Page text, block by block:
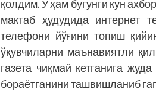
қолдим. У ҳам бугунги кун
мактаб ҳудудида интернет
телефони йўғини топиш
ўқувчиларни маънавиятли
газета чиқмай кетганига
бораётганини ташвишланиб